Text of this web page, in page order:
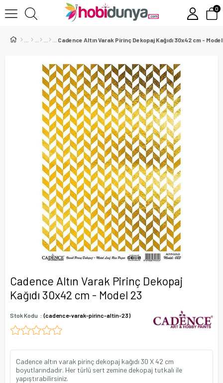
0
Cadence Altın Varak Pirinç Dekopaj Kağıdı 30x42 cm -
Cadence Altın Varak Pirinç Dekopaj
Kağıdı 30x42 cm - Model 23
Stok Kodu (cadence-varak-pirinc-altin-23)
Cadence altın varak pirinç dekopaj kağıdı 30 X 42 cm
boyutlarındadır. Her türlü sert zemine dekopaj tutkalı ile
yapıştırabilirsiniz.